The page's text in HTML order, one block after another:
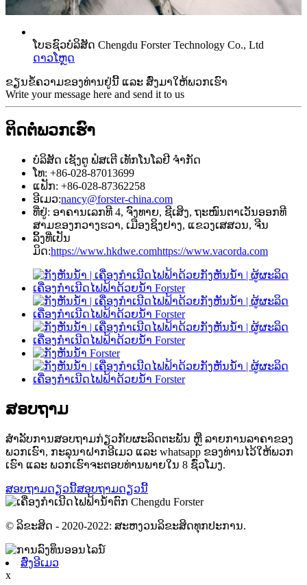
ໂບຣຊົວບໍລິສັດ Chengdu Forster Technology Co., Ltd
ດາວໂຫຼດ
ຂຽນຂໍ້ຄວາມຂອງທ່ານຢູ່ນີ້ ແລະ ສົ່ງມາໃຫ້ພວກເຮົາ
Write your message here and send it to us
ຕິດຕໍ່ພວກເຮົາ
ບໍລິສັດ ເຊັງຕູ ຟໍສເຕີ ເທັກໂນໂລຢີ ຈຳກັດ
ໂທ: +86-028-87013699
ແຟັກ: +86-028-87362258
ອີເມວ:nancy@forster-china.com
ທີ່ຢູ່: ອາຄານເລກທີ 4, ຈົງທາຍ, ຊີເສິງ, ຖະໜົນຕາເວັນອອກທີ
ສາມຂອງກວາງຮວາ, ເມືອງຊິງຢາງ, ແຂວງເສສວນ, ຈີນ
ລິ້ງທີ່ເປັນ
ມິດ:https://www.hkdwe.comhttps://www.vacorda.com
ສອບຖາມ
ສຳລັບການສອບຖາມກ່ຽວກັບຜະລິດຕະພັນ ຫຼື ລາຍການລາຄາຂອງ
ພວກເຮົາ, ກະລຸນາຝາກອີເມວ ແລະ whatsapp ຂອງທ່ານໄວ້ໃຫ້ພວກ
ເຮົາ ແລະ ພວກເຮົາຈະຕອບທ່ານພາຍໃນ 8 ຊົ່ວໂມງ.
ສອບຖາມດຽວນີ້ສອບຖາມດຽວນີ້
© ລິຂະສິດ - 2020-2022: ສະຫງວນລິຂະສິດທຸກປະການ.
ສົ່ງອີເມວ
x